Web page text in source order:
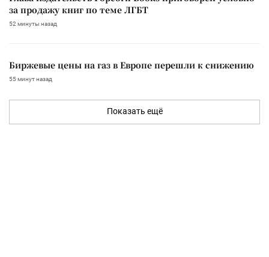
за продажу книг по теме ЛГБТ
52 минуты назад
Биржевые цены на газ в Европе перешли к снижению
55 минут назад
Показать ещё